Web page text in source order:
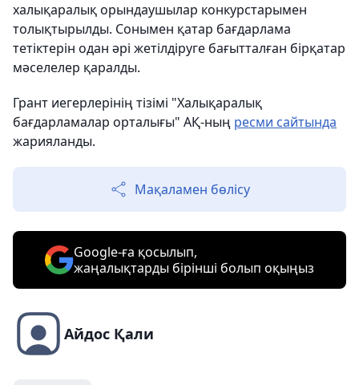
халықаралық орындаушылар конкурстарымен
толықтырылды. Сонымен қатар бағдарлама
тетіктерін одан әрі жетілдіруге бағытталған бірқатар
мәселелер қаралды.
Грант иегерлерінің тізімі "Халықаралық
бағдарламалар орталығы" АҚ-ның ресми сайтында
жарияланды.
Мақаламен бөлісу
Google-ға қосылып,
жаңалықтарды бірінші болып оқыңыз
Айдос Қали